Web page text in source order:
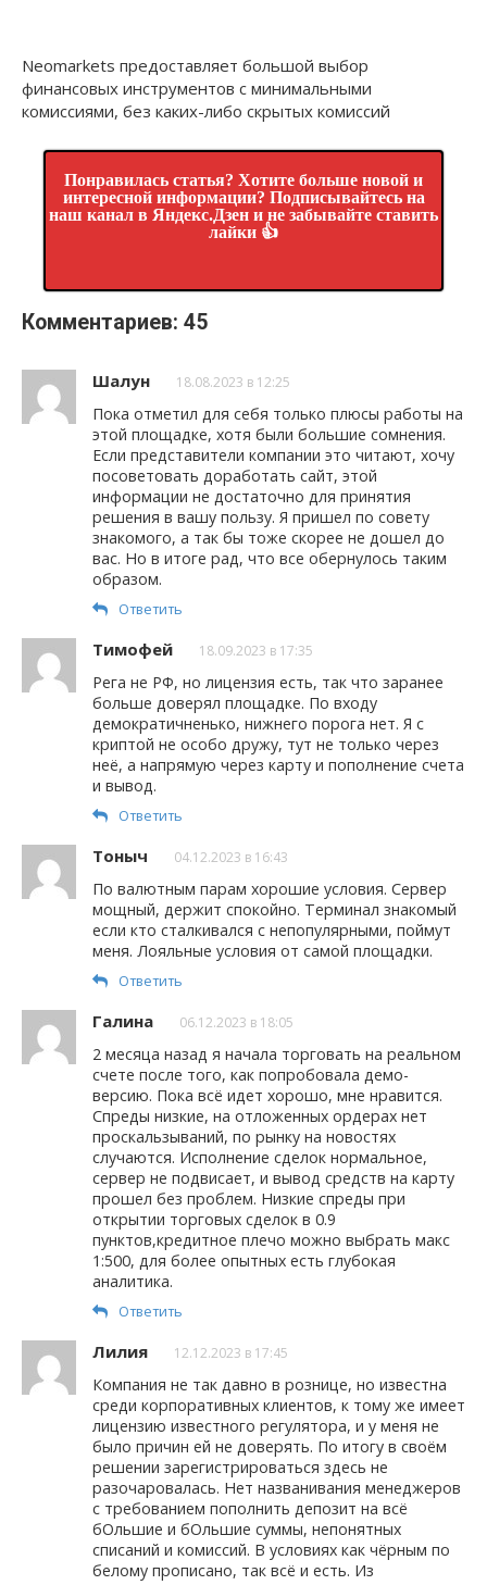
Neomarkets предоставляет большой выбор
финансовых инструментов с минимальными
комиссиями, без каких-либо скрытых комиссий
Понравилась статья? Хотите больше новой и
интересной информации? Подписывайтесь на
наш канал в Яндекс.Дзен и не забывайте ставить
лайки 👍
Комментариев: 45
Шалун 18.08.2023 в 12:25
Пока отметил для себя только плюсы работы на
этой площадке, хотя были большие сомнения.
Если представители компании это читают, хочу
посоветовать доработать сайт, этой
информации не достаточно для принятия
решения в вашу пользу. Я пришел по совету
знакомого, а так бы тоже скорее не дошел до
вас. Но в итоге рад, что все обернулось таким
образом.
Ответить
Тимофей 18.09.2023 в 17:35
Рега не РФ, но лицензия есть, так что заранее
больше доверял площадке. По входу
демократичненько, нижнего порога нет. Я с
криптой не особо дружу, тут не только через
неё, а напрямую через карту и пополнение счета
и вывод.
Ответить
Тоныч 04.12.2023 в 16:43
По валютным парам хорошие условия. Сервер
мощный, держит спокойно. Терминал знакомый
если кто сталкивался с непопулярными, поймут
меня. Лояльные условия от самой площадки.
Ответить
Галина 06.12.2023 в 18:05
2 месяца назад я начала торговать на реальном
счете после того, как попробовала демо-
версию. Пока всё идет хорошо, мне нравится.
Спреды низкие, на отложенных ордерах нет
проскальзываний, по рынку на новостях
случаются. Исполнение сделок нормальное,
сервер не подвисает, и вывод средств на карту
прошел без проблем. Низкие спреды при
открытии торговых сделок в 0.9
пунктов,кредитное плечо можно выбрать макс
1:500, для более опытных есть глубокая
аналитика.
Ответить
Лилия 12.12.2023 в 17:45
Компания не так давно в рознице, но известна
среди корпоративных клиентов, к тому же имеет
лицензию известного регулятора, и у меня не
было причин ей не доверять. По итогу в своём
решении зарегистрироваться здесь не
разочаровалась. Нет названивания менеджеров
с требованием пополнить депозит на всё
бОльшие и бОльшие суммы, непонятных
списаний и комиссий. В условиях как чёрным по
белому прописано, так всё и есть. Из